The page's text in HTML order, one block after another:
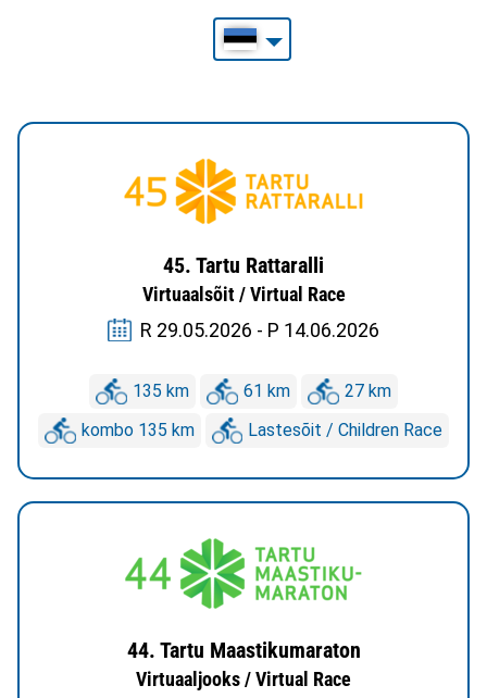
45. Tartu Rattaralli
Virtuaalsõit / Virtual Race
R 29.05.2026 - P 14.06.2026
135 km 61 km
27 km
kombo 135 km
Lastesõit / Children Race
44. Tartu Maastikumaraton
Virtuaaljooks / Virtual Race